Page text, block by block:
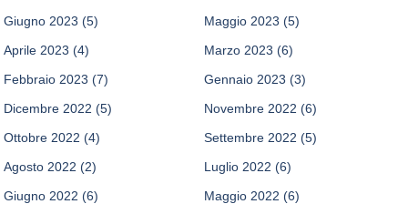
Giugno 2023 (5) Maggio 2023 (5)
Aprile 2023 (4) Marzo 2023 (6)
Febbraio 2023 (7) Gennaio 2023 (3)
Dicembre 2022 (5) Novembre 2022 (6)
Ottobre 2022 (4) Settembre 2022 (5)
Agosto 2022 (2) Luglio 2022 (6)
Giugno 2022 (6) Maggio 2022 (6)